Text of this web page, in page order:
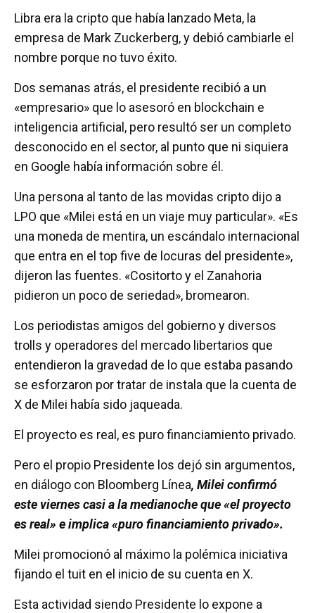
Libra era la cripto que había lanzado Meta, la
empresa de Mark Zuckerberg, y debió cambiarle el
nombre porque no tuvo éxito.
Dos semanas atrás, el presidente recibió a un
«empresario» que lo asesoró en blockchain e
inteligencia artificial, pero resultó ser un completo
desconocido en el sector, al punto que ni siquiera
en Google había información sobre él.
Una persona al tanto de las movidas cripto dijo a
LPO que «Milei está en un viaje muy particular». «Es
una moneda de mentira, un escándalo internacional
que entra en el top five de locuras del presidente»,
dijeron las fuentes. «Cositorto y el Zanahoria
pidieron un poco de seriedad», bromearon.
Los periodistas amigos del gobierno y diversos
trolls y operadores del mercado libertarios que
entendieron la gravedad de lo que estaba pasando
se esforzaron por tratar de instala que la cuenta de
X de Milei había sido jaqueada.
El proyecto es real, es puro financiamiento privado.
Pero el propio Presidente los dejó sin argumentos,
en diálogo con Bloomberg Línea, Milei confirmó
este viernes casi a la medianoche que «el proyecto
es real» e implica «puro financiamiento privado».
Milei promocionó al máximo la polémica iniciativa
fijando el tuit en el inicio de su cuenta en X.
Esta actividad siendo Presidente lo expone a